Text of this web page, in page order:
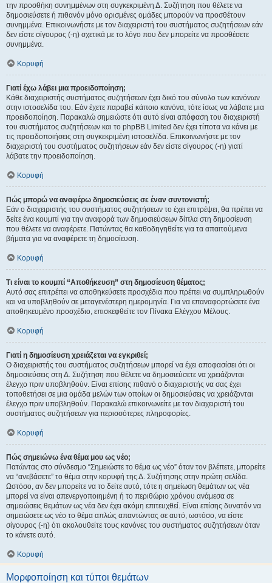
την προσθήκη συνημμένων στη συγκεκριμένη Δ. Συζήτηση που θέλετε να
δημοσιεύσετε ή πιθανόν μόνο ορισμένες ομάδες μπορούν να προσθέτουν
συνημμένα. Επικοινωνήστε με τον διαχειριστή του συστήματος συζητήσεων εάν
δεν είστε σίγουρος (-η) σχετικά με το λόγο που δεν μπορείτε να προσθέσετε
συνημμένα.
Κορυφή
Γιατί έχω λάβει μια προειδοποίηση;
Κάθε διαχειριστής συστήματος συζητήσεων έχει δικό του σύνολο των κανόνων
στην ιστοσελίδα του. Εάν έχετε παραβεί κάποιο κανόνα, τότε ίσως να λάβατε μια
προειδοποίηση. Παρακαλώ σημειώστε ότι αυτό είναι απόφαση του διαχειριστή
του συστήματος συζητήσεων και το phpBB Limited δεν έχει τίποτα να κάνει με
τις προειδοποιήσεις στη συγκεκριμένη ιστοσελίδα. Επικοινωνήστε με τον
διαχειριστή του συστήματος συζητήσεων εάν δεν είστε σίγουρος (-η) γιατί
λάβατε την προειδοποίηση.
Κορυφή
Πώς μπορώ να αναφέρω δημοσιεύσεις σε έναν συντονιστή;
Εάν ο διαχειριστής του συστήματος συζητήσεων το έχει επιτρέψει, θα πρέπει να
δείτε ένα κουμπί για την αναφορά των δημοσιεύσεων δίπλα στη δημοσίευση
που θέλετε να αναφέρετε. Πατώντας θα καθοδηγηθείτε για τα απαιτούμενα
βήματα για να αναφέρετε τη δημοσίευση.
Κορυφή
Τι είναι το κουμπί “Αποθήκευση” στη δημοσίευση θέματος;
Αυτό σας επιτρέπει να αποθηκεύσετε προσχέδια που πρέπει να συμπληρωθούν
και να υποβληθούν σε μεταγενέστερη ημερομηνία. Για να επαναφορτώσετε ένα
αποθηκευμένο προσχέδιο, επισκεφθείτε τον Πίνακα Ελέγχου Μέλους.
Κορυφή
Γιατί η δημοσίευση χρειάζεται να εγκριθεί;
Ο διαχειριστής του συστήματος συζητήσεων μπορεί να έχει αποφασίσει ότι οι
δημοσιεύσεις στη Δ. Συζήτηση που θέλετε να δημοσιεύσετε να χρειάζονται
έλεγχο πριν υποβληθούν. Είναι επίσης πιθανό ο διαχειριστής να σας έχει
τοποθετήσει σε μια ομάδα μελών των οποίων οι δημοσιεύσεις να χρειάζονται
έλεγχο πριν υποβληθούν. Παρακαλώ επικοινωνείτε με τον διαχειριστή του
συστήματος συζητήσεων για περισσότερες πληροφορίες.
Κορυφή
Πώς σημειώνω ένα θέμα μου ως νέο;
Πατώντας στο σύνδεσμο “Σημειώστε το θέμα ως νέο” όταν τον βλέπετε, μπορείτε
να “ανεβάσετε” το θέμα στην κορυφή της Δ. Συζήτησης στην πρώτη σελίδα.
Ωστόσο, αν δεν μπορείτε να το δείτε αυτό, τότε η σημείωση θεμάτων ως νέα
μπορεί να είναι απενεργοποιημένη ή το περιθώριο χρόνου ανάμεσα σε
σημειώσεις θεμάτων ως νέα δεν έχει ακόμη επιτευχθεί. Είναι επίσης δυνατόν να
σημειώσετε ως νέο το θέμα απλώς απαντώντας σε αυτό, ωστόσο, να είστε
σίγουρος (-η) ότι ακολουθείτε τους κανόνες του συστήματος συζητήσεων όταν
το κάνετε αυτό.
Κορυφή
Μορφοποίηση και τύποι θεμάτων